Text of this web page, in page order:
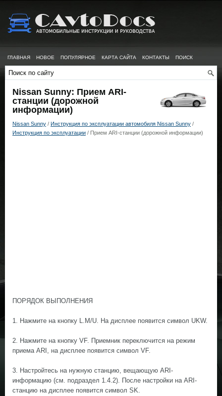
ГЛАВНАЯ НОВОЕ ПОПУЛЯРНОЕ КАРТА САЙТА КОНТАКТЫ ПОИСК
Nissan Sunny: Прием ARI-
станции (дорожной
информации)
Nissan Sunny / Инструкция по эксплуатации автомобиля Nissan Sunny /
Инструкция по эксплуатации / Прием ARI-станции (дорожной информации)
ПОРЯДОК ВЫПОЛНЕНИЯ
1. Нажмите на кнопку L.M/U. На дисплее появится символ UKW.
2. Нажмите на кнопку VF. Приемник переключится на режим
приема ARI, на дисплее появится символ VF.
3. Настройтесь на нужную станцию, вещающую ARI-
информацию (см. подраздел 1.4.2). После настройки на ARI-
станцию на дисплее появится символ SK.